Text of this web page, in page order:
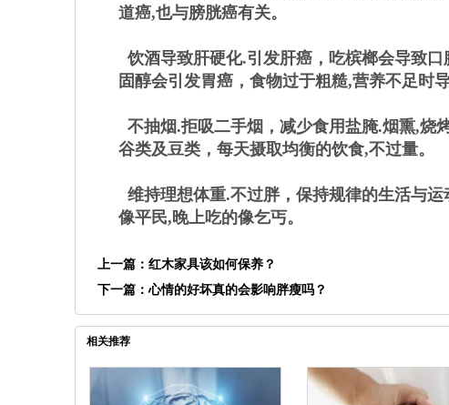
道癌,也与膀胱癌有关。
饮酒导致肝硬化.引发肝癌，吃槟榔会导致
固醇会引发胃癌，食物过于粗糙,营养不足时
不抽烟.拒吸二手烟，减少食用盐腌.烟熏,烧
谷类及豆类，每天摄取均衡的饮食,不过量。
维持理想体重.不过胖，保持规律的生活与
像平民,晚上吃的像乞丐。
上一篇： 红木家具该如何保养？
下一篇： 心情的好坏真的会影响胖瘦吗？
相关推荐